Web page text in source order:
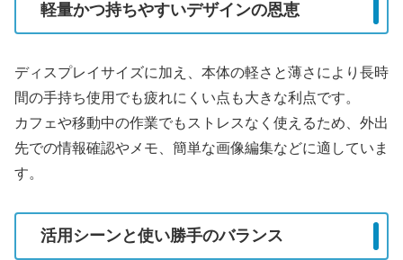
軽量かつ持ちやすいデザインの恩恵
ディスプレイサイズに加え、本体の軽さと薄さにより長時
間の手持ち使用でも疲れにくい点も大きな利点です。
カフェや移動中の作業でもストレスなく使えるため、外出
先での情報確認やメモ、簡単な画像編集などに適していま
す。
活用シーンと使い勝手のバランス